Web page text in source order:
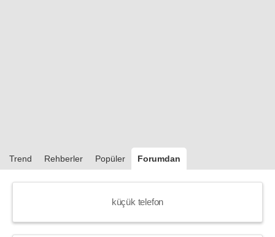
Trend Rehberler Popüler Forumdan
küçük telefon